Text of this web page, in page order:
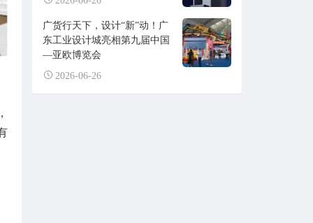
广货行天下，设计“新”动！广
东工业设计城亮相第九届中国
—亚欧博览会
2026-06-26